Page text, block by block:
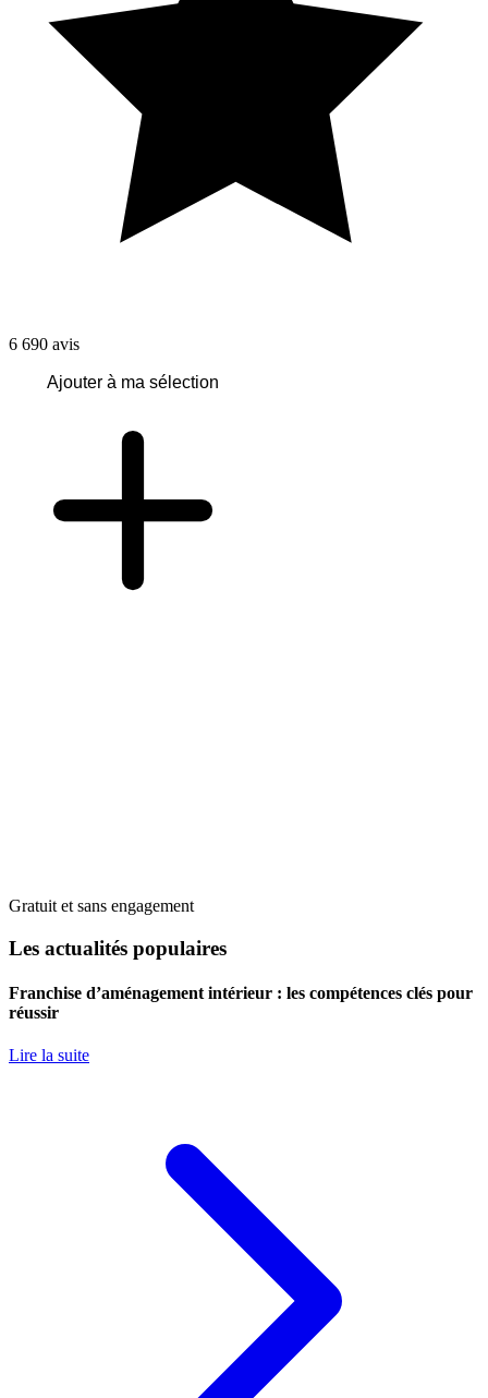
6 690 avis
Ajouter à ma sélection
Gratuit et sans engagement
Les actualités populaires
Franchise d’aménagement intérieur : les compétences clés pour
réussir
Lire la suite